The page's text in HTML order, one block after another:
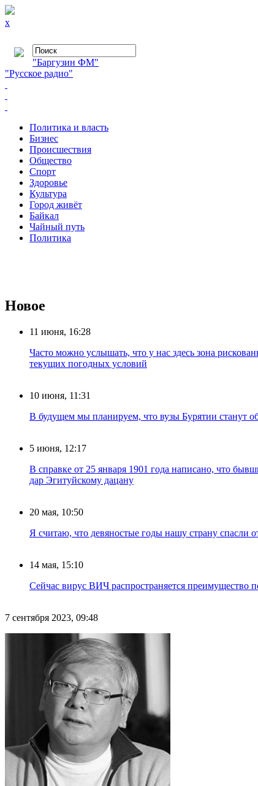
x
"Баргузин ФМ"
"Русское радио"
Политика и власть
Бизнес
Происшествия
Общество
Cпорт
Здоровье
Культура
Город живёт
Байкал
Чайный путь
Политика
Новое
11 июня, 16:28
Часто можно услышать, что у нас здесь зона
текущих погодных условий
10 июня, 11:31
В будущем мы планируем, что вузы Бурятии станут
5 июня, 12:17
В справке от 25 января 1901 года написано, что
дар Эгитуйскому дацану
20 мая, 10:50
Я считаю, что девяностые годы нашу страну спасли
14 мая, 15:10
Сейчас вирус ВИЧ распространяется преимущество
7 сентября 2023, 09:48